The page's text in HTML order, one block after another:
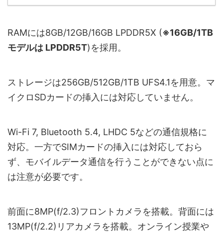
RAMには8GB/12GB/16GB LPDDR5X (※16GB/1TB
モデルは LPDDR5T)を採用。
ストレージは256GB/512GB/1TB UFS4.1を用意。マ
イクロSDカードの挿入には対応していません。
Wi-Fi 7, Bluetooth 5.4, LHDC 5などの通信規格に
対応。一方でSIMカードの挿入には対応しておら
ず、モバイルデータ通信を行うことができない点に
は注意が必要です。
前面に8MP(f/2.3)フロントカメラを搭載。背面には
13MP(f/2.2)リアカメラを搭載。オンライン授業や